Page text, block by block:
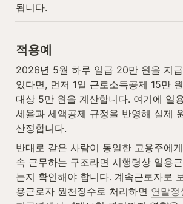
됩니다.
적용예
2026년 5월 하루 일급 20만 원을 지
있다면, 먼저 1일 근로소득공제 15만
대상 5만 원을 계산합니다. 여기에 일
세율과 세액공제 규정을 반영해 실제
산정합니다.
반대로 같은 사람이 동일한 고용주에
속 근무하는 구조라면 시행령상 일용
는지 확인해야 합니다. 계속근로자로
용근로자 원천징수로 처리하면 연말정